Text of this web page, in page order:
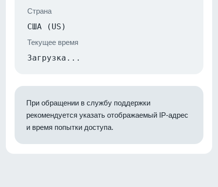
Страна
США (US)
Текущее время
Загрузка...
При обращении в службу поддержки
рекомендуется указать отображаемый IP-адрес
и время попытки доступа.